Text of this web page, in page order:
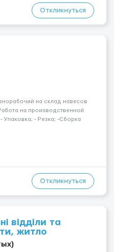
Откликнуться
на склад навесов
на производственной
Упаковка; - Резка; -Сборка
40 лет Опыт: Без опыта
Откликнуться
відділи та
житло